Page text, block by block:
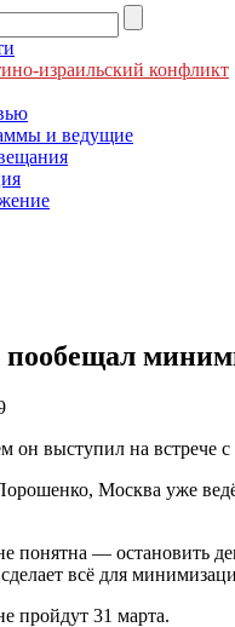
израильский конфликт
и ведущие
он выступил на встрече
Москва уже
понятна — остановить
всё для
пройдут 31 марта.